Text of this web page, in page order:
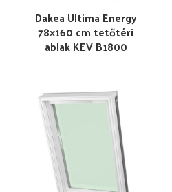
Dakea Ultima Energy
78×160 cm tetőtéri
ablak KEV B1800